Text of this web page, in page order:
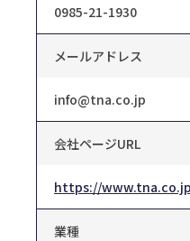
0985-21-1930
メールアドレス
info@tna.co.jp
会社ページURL
https://
業種